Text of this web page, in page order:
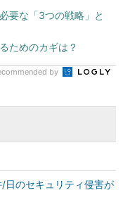
要な「3つの戦略」と
ためのカギは？
by
のセキュリティ侵害が